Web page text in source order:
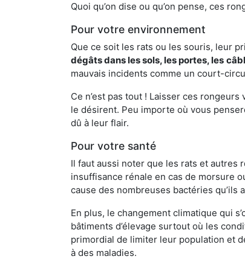
Quoi qu’on dise ou qu’on pense, ces
Pour votre environnement
Que ce soit les rats ou les souris, leur
dégâts dans les sols, les portes, les
mauvais incidents comme un court-
Ce n’est pas tout ! Laisser ces
le désirent. Peu importe où vous
dû à leur flair.
Pour votre santé
Il faut aussi noter que les rats et autres
insuffisance rénale en cas de morsure
cause des nombreuses bactéries qu’ils
En plus, le changement climatique qui
bâtiments d’élevage surtout où les
primordial de limiter leur population et
à des maladies.